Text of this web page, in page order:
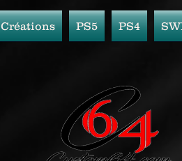
Créations PS5 PS4